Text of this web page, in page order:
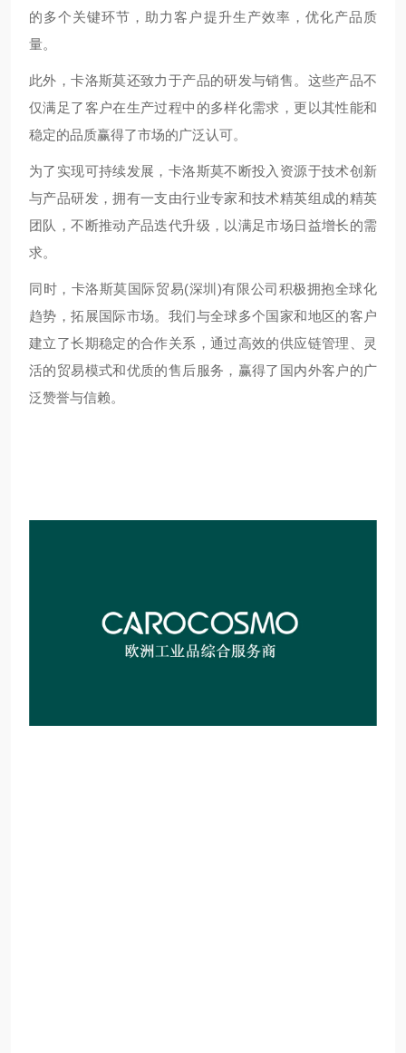
的多个关键环节，助力客户提升生产效率，优化产品质
量。
此外，卡洛斯莫还致力于产品的研发与销售。这些产品不
仅满足了客户在生产过程中的多样化需求，更以其性能和
稳定的品质赢得了市场的广泛认可。
为了实现可持续发展，卡洛斯莫不断投入资源于技术创新
与产品研发，拥有一支由行业专家和技术精英组成的精英
团队，不断推动产品迭代升级，以满足市场日益增长的需
求。
同时，卡洛斯莫国际贸易(深圳)有限公司积极拥抱全球化
趋势，拓展国际市场。我们与全球多个国家和地区的客户
建立了长期稳定的合作关系，通过高效的供应链管理、灵
活的贸易模式和优质的售后服务，赢得了国内外客户的广
泛赞誉与信赖。